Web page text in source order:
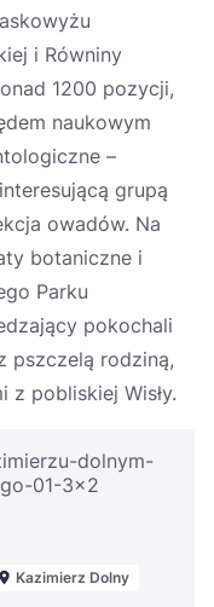
i Równiny
1200 pozycji,
naukowym
–
grupą
owadów. Na
botaniczne i
Parku
pokochali
pszczelą rodziną,
pobliskiej Wisły.
Kazimierz Dolny